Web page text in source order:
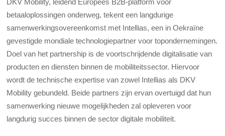
DKV Mobility, leidend Europees B2B-platform voor
betaaloplossingen onderweg, tekent een langdurige
samenwerkingsovereenkomst met Intellias, een in Oekraïne
gevestigde mondiale technologiepartner voor topondernemingen.
Doel van het partnership is de voortschrijdende digitalisatie van
producten en diensten binnen de mobiliteitssector. Hiervoor
wordt de technische expertise van zowel Intellias als DKV
Mobility gebundeld. Beide partners zijn ervan overtuigd dat hun
samenwerking nieuwe mogelijkheden zal opleveren voor
langdurig succes binnen de sector digitale mobiliteit.